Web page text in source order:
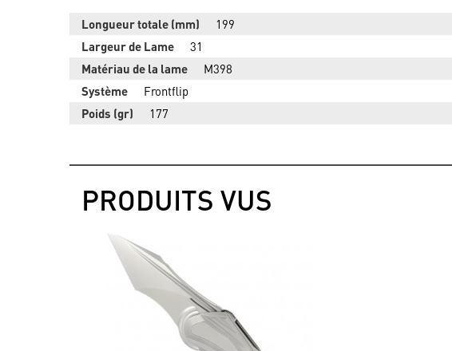
Longueur totale (mm) 199
Largeur de Lame
31
Matériau de la lame
M398
Système
Frontflip
Poids (gr)
177
PRODUITS VUS